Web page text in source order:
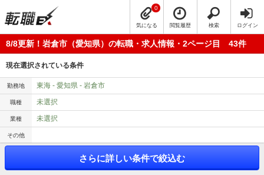
気になる
0
閲覧履歴 検索 ログイン
8/8更新！岩倉市（愛知県）の転職・求人情報・2ページ目 43件
現在選択されている条件
勤務地 東海 - 愛知県 - 岩倉市
職種 未選択
業種 未選択
その他
さらに詳しい条件で絞込む